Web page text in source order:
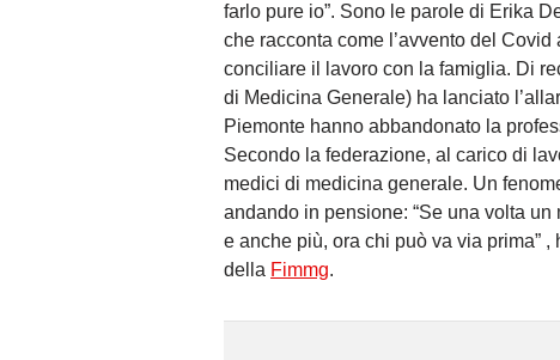
farlo pure io”. Sono le parole di Erika
che racconta come l’avvento del
conciliare il lavoro con la famiglia. Di
di Medicina Generale) ha lanciato
Piemonte hanno abbandonato la
Secondo la federazione, al carico di
medici di medicina generale. Un
andando in pensione: “Se una volta
e anche più, ora chi può va via prima”
della Fimmg.